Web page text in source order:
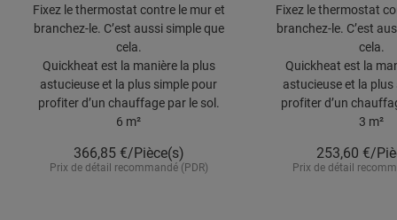
Fixez le thermostat contre le mur et
branchez-le. C’est aussi simple que
cela.
Quickheat est la manière la plus
astucieuse et la plus simple pour
profiter d’un chauffage par le sol.
6 m²
366,85 €/Pièce(s)
Prix de détail recommandé (PDR)
Fixez le thermostat
branchez-le. C’est
cela.
Quickheat est la
astucieuse et la
profiter d’un
3 m²
253,60 €/
Prix de détail